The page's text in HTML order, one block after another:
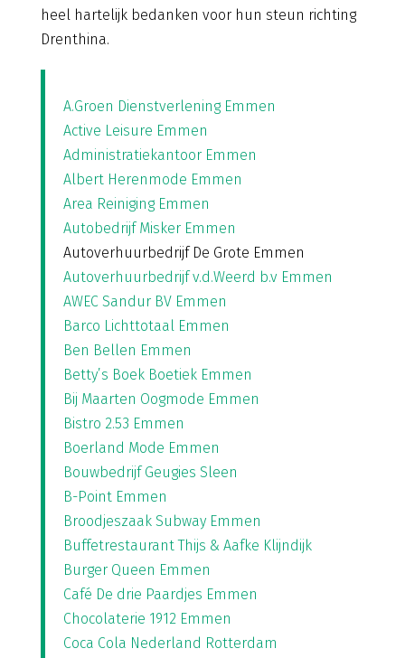
heel hartelijk bedanken voor hun steun richting
Drenthina.
A.Groen Dienstverlening Emmen
Active Leisure Emmen
Administratiekantoor Emmen
Albert Herenmode Emmen
Area Reiniging Emmen
Autobedrijf Misker Emmen
Autoverhuurbedrijf De Grote Emmen
Autoverhuurbedrijf v.d.Weerd b.v Emmen
AWEC Sandur BV Emmen
Barco Lichttotaal Emmen
Ben Bellen Emmen
Betty’s Boek Boetiek Emmen
Bij Maarten Oogmode Emmen
Bistro 2.53 Emmen
Boerland Mode Emmen
Bouwbedrijf Geugies Sleen
B-Point Emmen
Broodjeszaak Subway Emmen
Buffetrestaurant Thijs & Aafke Klijndijk
Burger Queen Emmen
Café De drie Paardjes Emmen
Chocolaterie 1912 Emmen
Coca Cola Nederland Rotterdam